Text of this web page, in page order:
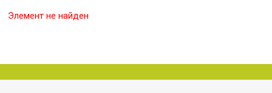
Элемент не найден